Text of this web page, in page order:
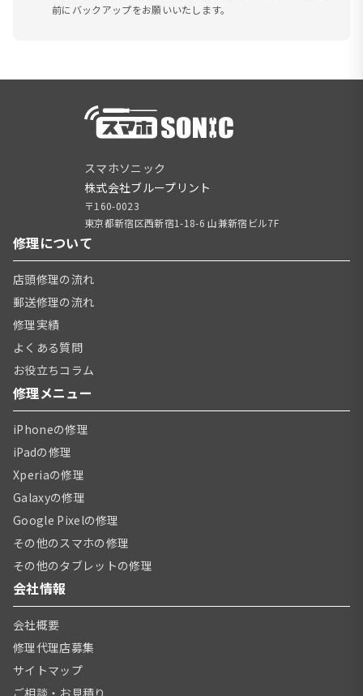
前にバックアップをお願いいたします。
スマホソニック
株式会社ブループリント
〒160-0023
東京都新宿区西新宿1-18-6 山兼新宿ビル7F
修理について
店頭修理の流れ
郵送修理の流れ
修理実績
よくある質問
お役立ちコラム
修理メニュー
iPhoneの修理
iPadの修理
Xperiaの修理
Galaxyの修理
Google Pixelの修理
その他のスマホの修理
その他のタブレットの修理
会社情報
会社概要
修理代理店募集
サイトマップ